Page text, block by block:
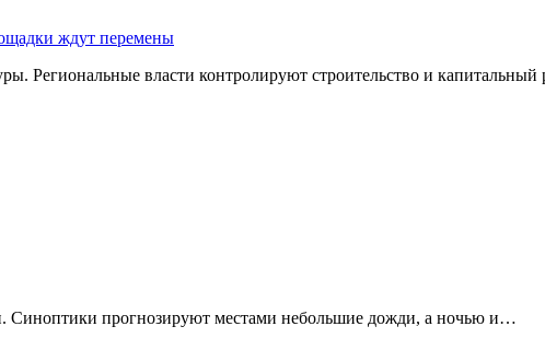
ждут перемены
Региональные власти контролируют строительство и капитальный
Синоптики прогнозируют местами небольшие дожди, а ночью и…